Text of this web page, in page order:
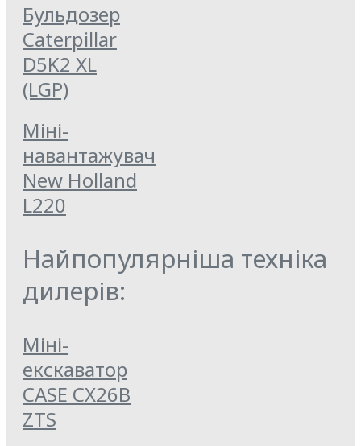
Бульдозер
Caterpillar
D5K2 XL
(LGP)
Міні-
навантажувач
New Holland
L220
Найпопулярніша техніка
дилерів:
Міні-
екскаватор
CASE CX26B
ZTS